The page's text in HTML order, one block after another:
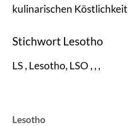
kulinarischen
Stichwort Lesotho
LS , Lesotho, LSO , , ,
Lesotho